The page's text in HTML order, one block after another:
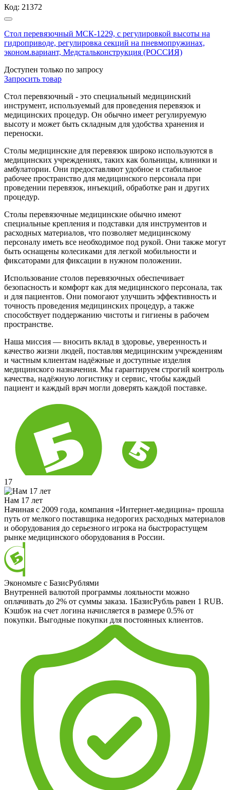
Код: 21372
Стол перевязочный МСК-1229, с регулировкой высоты на
гидроприводе, регулировка секций на пневмопружинах,
эконом.вариант, Медстальконструкция (РОССИЯ)
Доступен только по запросу
Запросить товар
Стол перевязочный - это специальный медицинский
инструмент, используемый для проведения перевязок и
медицинских процедур. Он обычно имеет регулируемую
высоту и может быть складным для удобства хранения и
переноски.
Столы медицинские для перевязок широко используются в
медицинских учреждениях, таких как больницы, клиники и
амбулатории. Они предоставляют удобное и стабильное
рабочее пространство для медицинского персонала при
проведении перевязок, инъекций, обработке ран и других
процедур.
Столы перевязочные медицинские обычно имеют
специальные крепления и подставки для инструментов и
расходных материалов, что позволяет медицинскому
персоналу иметь все необходимое под рукой. Они также могут
быть оснащены колесиками для легкой мобильности и
фиксаторами для фиксации в нужном положении.
Использование столов перевязочных обеспечивает
безопасность и комфорт как для медицинского персонала, так
и для пациентов. Они помогают улучшить эффективность и
точность проведения медицинских процедур, а также
способствует поддержанию чистоты и гигиены в рабочем
пространстве.
Наша миссия — вносить вклад в здоровье, уверенность и
качество жизни людей, поставляя медицинским учреждениям
и частным клиентам надёжные и доступные изделия
медицинского назначения. Мы гарантируем строгий контроль
качества, надёжную логистику и сервис, чтобы каждый
пациент и каждый врач могли доверять каждой поставке.
17
Нам 17 лет
Начиная с 2009 года, компания «Интернет-медицина» прошла
путь от мелкого поставщика недорогих расходных материалов
и оборудования до серьезного игрока на быстрорастущем
рынке медицинского оборудования в России.
Экономьте с БазисРублями
Внутренней валютой программы лояльности можно
оплачивать до 2% от суммы заказа. 1БазисРубль равен 1 RUB.
Кэшбэк на счет логина начисляется в размере 0.5% от
покупки. Выгодные покупки для постоянных клиентов.